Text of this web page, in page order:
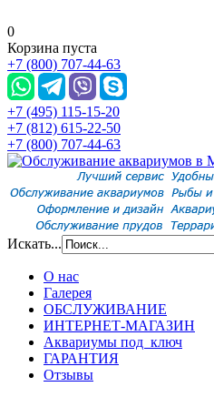
0
Корзина пуста
+7 (800) 707-44-63
+7 (495) 115-15-20
+7 (812) 615-22-50
+7 (800) 707-44-63
Искать...
О нас
Галерея
ОБСЛУЖИВАНИЕ
ИНТЕРНЕТ-МАГАЗИН
Аквариумы под ключ
ГАРАНТИЯ
Отзывы